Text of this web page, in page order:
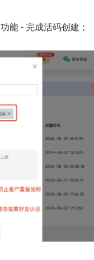
功能 - 完成活码创建；